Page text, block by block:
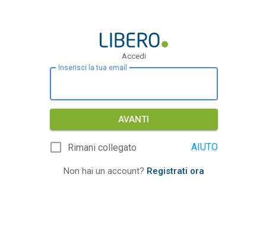
Accedi
Inserisci la tua email
AVANTI
Rimani collegato AIUTO
Non hai un account? Registrati ora